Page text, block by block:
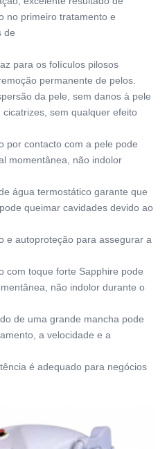
no primeiro tratamento e
de
para os folículos pilosos
permanente de pelos.
da pele, sem danos à pele
sem qualquer efeito
por contacto com a pele pode
momentânea, não indolor
água termostático garante que
queimar cavidades devido ao
e autoproteção para assegurar a
com toque forte Sapphire pode
não indolor durante o
de uma grande mancha pode
a velocidade e a
é adequado para negócios